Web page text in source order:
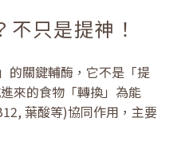
只是提神！
的關鍵輔酶，它不是「提
來的食物「轉換」為能
葉酸等)協同作用，主要